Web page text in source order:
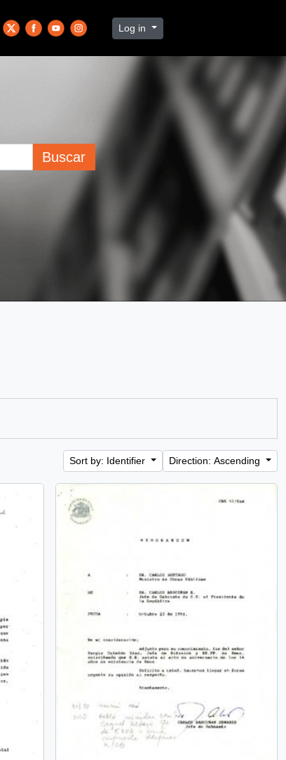
Log in
Buscar
Sort by: Identifier Direction: Ascending